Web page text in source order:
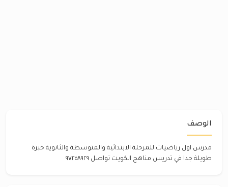
الوصف
مدرس اول رياضيات للمرحلة الابتدائية والمتوسطة والثانوية خبرة
طويلة جدا في تدريس مناهج الكويت تواصل ٩٧٢٥٨٩٢٩